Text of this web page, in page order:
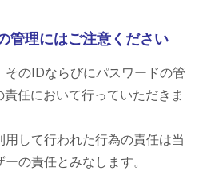
管理にはご注意ください
のIDならびにパスワードの管
任において行っていただきま
して行われた行為の責任は当
の責任とみなします。